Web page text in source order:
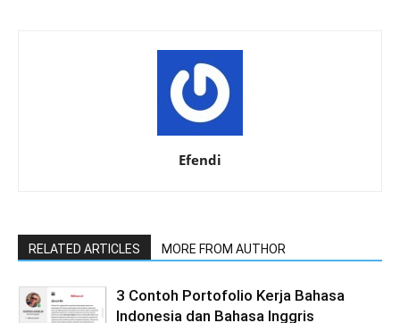
Efendi
RELATED ARTICLES MORE FROM AUTHOR
3 Contoh Portofolio Kerja Bahasa
Indonesia dan Bahasa Inggris